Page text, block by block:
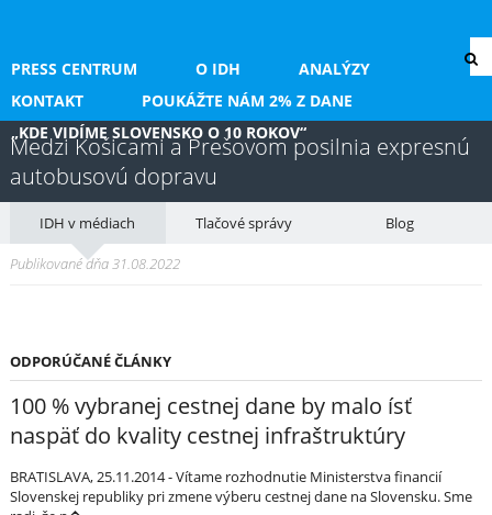
PRESS CENTRUM O IDH
ANALÝZY
KONTAKT
POUKÁŽTE NÁM 2% Z DANE
„KDE VIDÍME SLOVENSKO O 10 ROKOV“
Medzi Košicami a Prešovom posilnia expresnú
autobusovú dopravu
IDH v médiach Tlačové správy Blog
Publikované dňa 31.08.2022
ODPORÚČANÉ ČLÁNKY
100 % vybranej cestnej dane by malo ísť
naspäť do kvality cestnej infraštruktúry
BRATISLAVA, 25.11.2014 - Vítame rozhodnutie Ministerstva financií
Slovenskej republiky pri zmene výberu cestnej dane na Slovensku. Sme